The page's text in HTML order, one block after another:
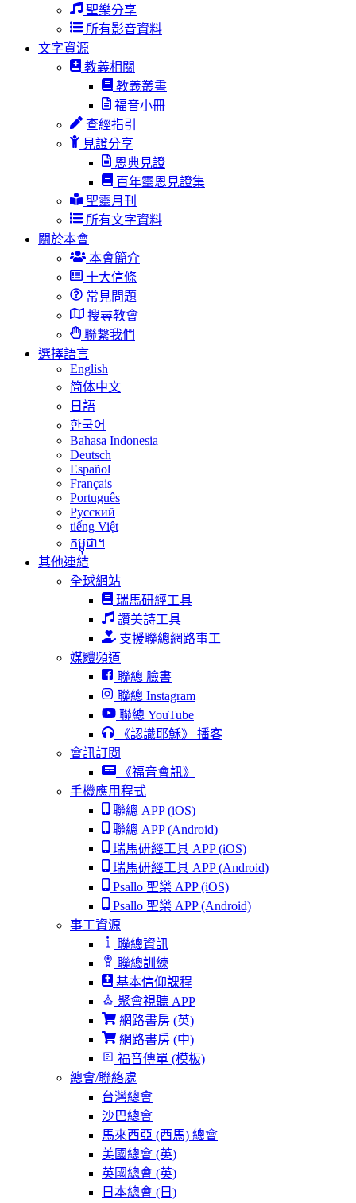
聖樂分享
所有影音資料
文字資源
教義相關
教義叢書
福音小冊
查經指引
見證分享
恩典見證
百年靈恩見證集
聖靈月刊
所有文字資料
關於本會
本會簡介
十大信條
常見問題
搜尋教會
聯繫我們
選擇語言
English
简体中文
日語
한국어
Bahasa Indonesia
Deutsch
Español
Français
Português
Русский
tiếng Việt
កម្ពុជា។
其他連結
全球網站
瑞馬研經工具
讚美詩工具
支援聯總網路事工
媒體頻道
聯總 臉書
聯總 Instagram
聯總 YouTube
《認識耶穌》 播客
會訊訂閱
《福音會訊》
手機應用程式
聯總 APP (iOS)
聯總 APP (Android)
瑞馬研經工具 APP (iOS)
瑞馬研經工具 APP (Android)
Psallo 聖樂 APP (iOS)
Psallo 聖樂 APP (Android)
事工資源
聯總資訊
聯總訓練
基本信仰課程
聚會視聽 APP
網路書房 (英)
網路書房 (中)
福音傳單 (模板)
總會/聯絡處
台灣總會
沙巴總會
馬來西亞 (西馬) 總會
美國總會 (英)
英國總會 (英)
日本總會 (日)